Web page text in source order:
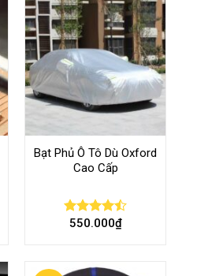
Bạt Phủ Ô Tô Dù Oxford
Cao Cấp
Rated
550.000₫